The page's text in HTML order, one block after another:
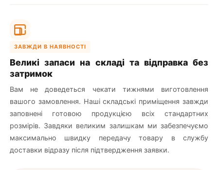
ЗАВЖДИ В НАЯВНОСТІ
Великі запаси на складі та відправка без
затримок
Вам не доведеться чекати тижнями виготовлення
вашого замовлення. Наші складські приміщення завжди
заповнені готовою продукцією всіх стандартних
розмірів. Завдяки великим залишкам ми забезпечуємо
максимально швидку передачу товару в службу
доставки відразу після підтвердження заявки.